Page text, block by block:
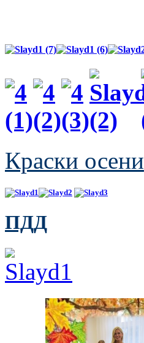
Краски осени
ПДД